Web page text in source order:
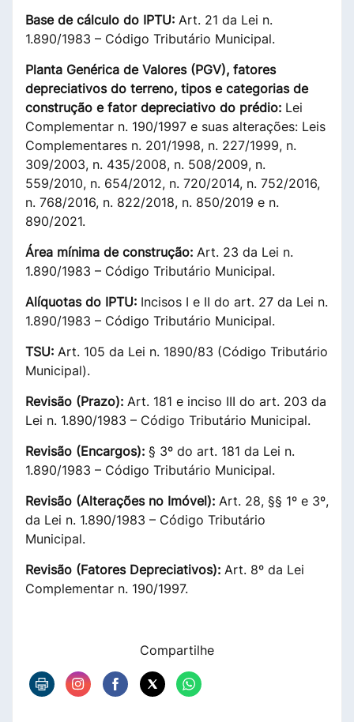
Base de cálculo do IPTU: Art. 21 da Lei n.
1.890/1983 – Código Tributário Municipal.
Planta Genérica de Valores (PGV), fatores
depreciativos do terreno, tipos e categorias de
construção e fator depreciativo do prédio: Lei
Complementar n. 190/1997 e suas alterações: Leis
Complementares n. 201/1998, n. 227/1999, n.
309/2003, n. 435/2008, n. 508/2009, n.
559/2010, n. 654/2012, n. 720/2014, n. 752/2016,
n. 768/2016, n. 822/2018, n. 850/2019 e n.
890/2021.
Área mínima de construção: Art. 23 da Lei n.
1.890/1983 – Código Tributário Municipal.
Alíquotas do IPTU: Incisos I e II do art. 27 da Lei n.
1.890/1983 – Código Tributário Municipal.
TSU: Art. 105 da Lei n. 1890/83 (Código Tributário
Municipal).
Revisão (Prazo): Art. 181 e inciso III do art. 203 da
Lei n. 1.890/1983 – Código Tributário Municipal.
Revisão (Encargos): § 3º do art. 181 da Lei n.
1.890/1983 – Código Tributário Municipal.
Revisão (Alterações no Imóvel): Art. 28, §§ 1º e 3º,
da Lei n. 1.890/1983 – Código Tributário
Municipal.
Revisão (Fatores Depreciativos): Art. 8º da Lei
Complementar n. 190/1997.
Compartilhe